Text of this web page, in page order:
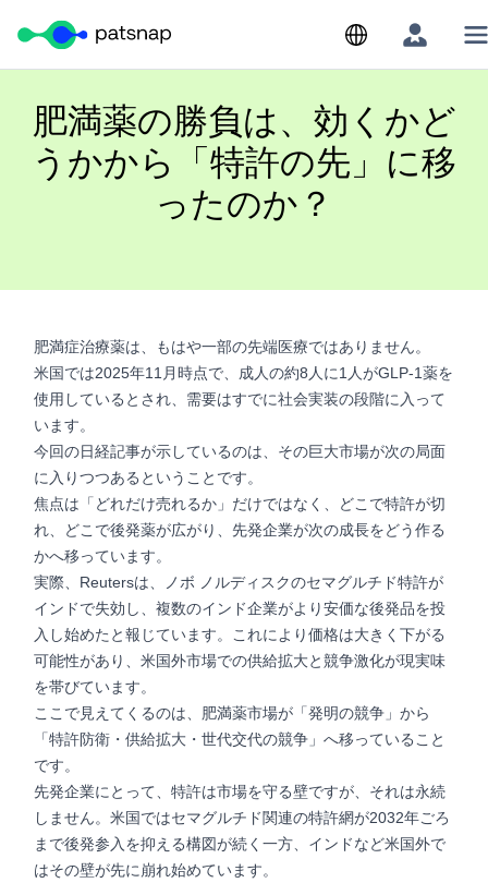
Skip
to
肥満薬の勝負は、効くかど
うかから「特許の先」に移
ったのか？
肥満症治療薬は、もはや一部の先端医療ではありません。
米国では2025年11月時点で、成人の約8人に1人がGLP-1薬を
使用しているとされ、需要はすでに社会実装の段階に入って
います。
今回の日経記事が示しているのは、その巨大市場が次の局面
に入りつつあるということです。
焦点は「どれだけ売れるか」だけではなく、どこで特許が切
れ、どこで後発薬が広がり、先発企業が次の成長をどう作る
かへ移っています。
実際、Reutersは、ノボ ノルディスクのセマグルチド特許が
インドで失効し、複数のインド企業がより安価な後発品を投
入し始めたと報じています。これにより価格は大きく下がる
可能性があり、米国外市場での供給拡大と競争激化が現実味
を帯びています。
ここで見えてくるのは、肥満薬市場が「発明の競争」から
「特許防衛・供給拡大・世代交代の競争」へ移っていること
です。
先発企業にとって、特許は市場を守る壁ですが、それは永続
しません。米国ではセマグルチド関連の特許網が2032年ごろ
まで後発参入を抑える構図が続く一方、インドなど米国外で
はその壁が先に崩れ始めています。